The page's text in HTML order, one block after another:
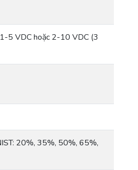
5 VDC hoặc 2-10 VDC (3
20%, 35%, 50%, 65%,